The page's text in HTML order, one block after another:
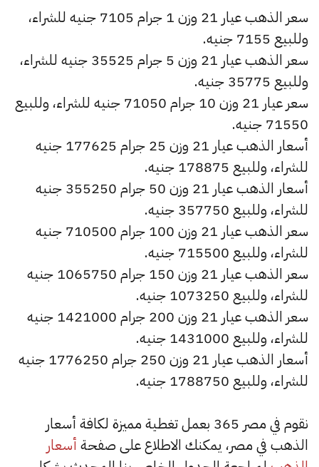
سعر الذهب عيار 21 وزن 1 جرام 7105 جنيه للشراء،
وللبيع 7155 جنيه.
سعر الذهب عيار 21 وزن 5 جرام 35525 جنيه للشراء،
وللبيع 35775 جنيه.
سعر عيار 21 وزن 10 جرام 71050 جنيه للشراء، وللبيع
71550 جنيه.
أسعار الذهب عيار 21 وزن 25 جرام 177625 جنيه
للشراء، وللبيع 178875 جنيه.
أسعار الذهب عيار 21 وزن 50 جرام 355250 جنيه
للشراء، وللبيع 357750 جنيه.
سعر الذهب عيار 21 وزن 100 جرام 710500 جنيه
للشراء، وللبيع 715500 جنيه.
سعر الذهب عيار 21 وزن 150 جرام 1065750 جنيه
للشراء، وللبيع 1073250 جنيه.
سعر الذهب عيار 21 وزن 200 جرام 1421000 جنيه
للشراء، وللبيع 1431000 جنيه.
أسعار الذهب عيار 21 وزن 250 جرام 1776250 جنيه
للشراء، وللبيع 1788750 جنيه.
نقوم في مصر 365 بعمل تغطية مميزة لكافة أسعار
الذهب في مصر، يمكنك الاطلاع على صفحة أسعار